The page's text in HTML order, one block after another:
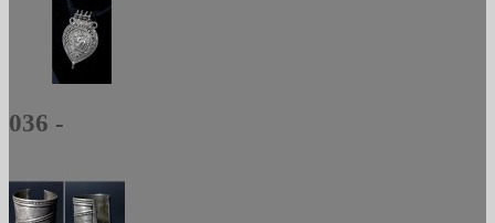
036 -